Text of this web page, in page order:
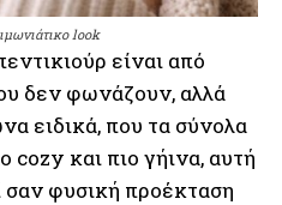
look
είναι από
δεν φωνάζουν, αλλά
ειδικά, που τα σύνολα
cozy και πιο γήινα, αυτή
φυσική προέκταση